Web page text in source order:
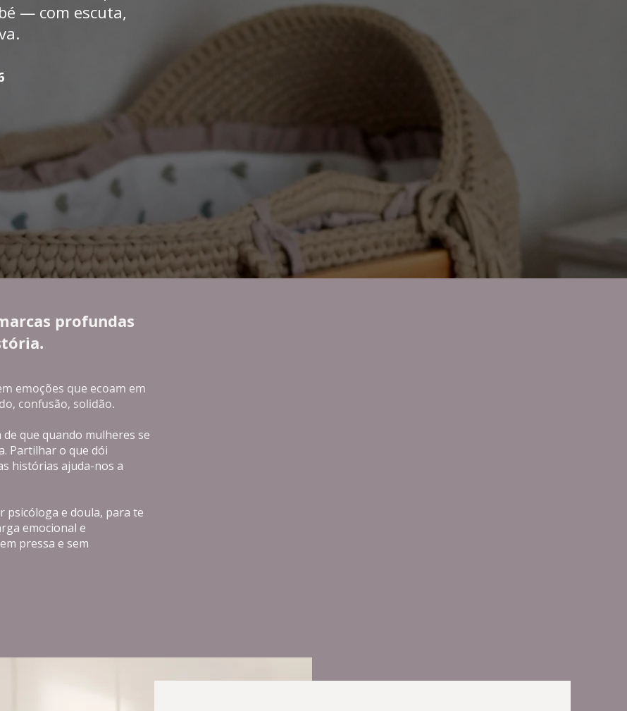
— com escuta,
profundas
emoções que ecoam em
confusão, solidão.
de que quando mulheres se
Partilhar o que dói
histórias ajuda-nos a
psicóloga e doula, para te
emocional e
pressa e sem